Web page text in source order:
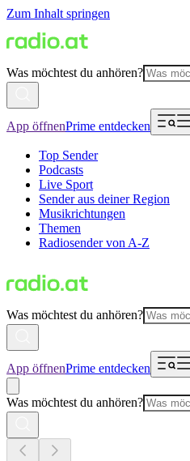
Zum Inhalt springen
Was möchtest du anhören?
App öffnenPrime entdecken
Top Sender
Podcasts
Live Sport
Sender aus deiner Region
Musikrichtungen
Themen
Radiosender von A-Z
Was möchtest du anhören?
App öffnenPrime entdecken
Was möchtest du anhören?